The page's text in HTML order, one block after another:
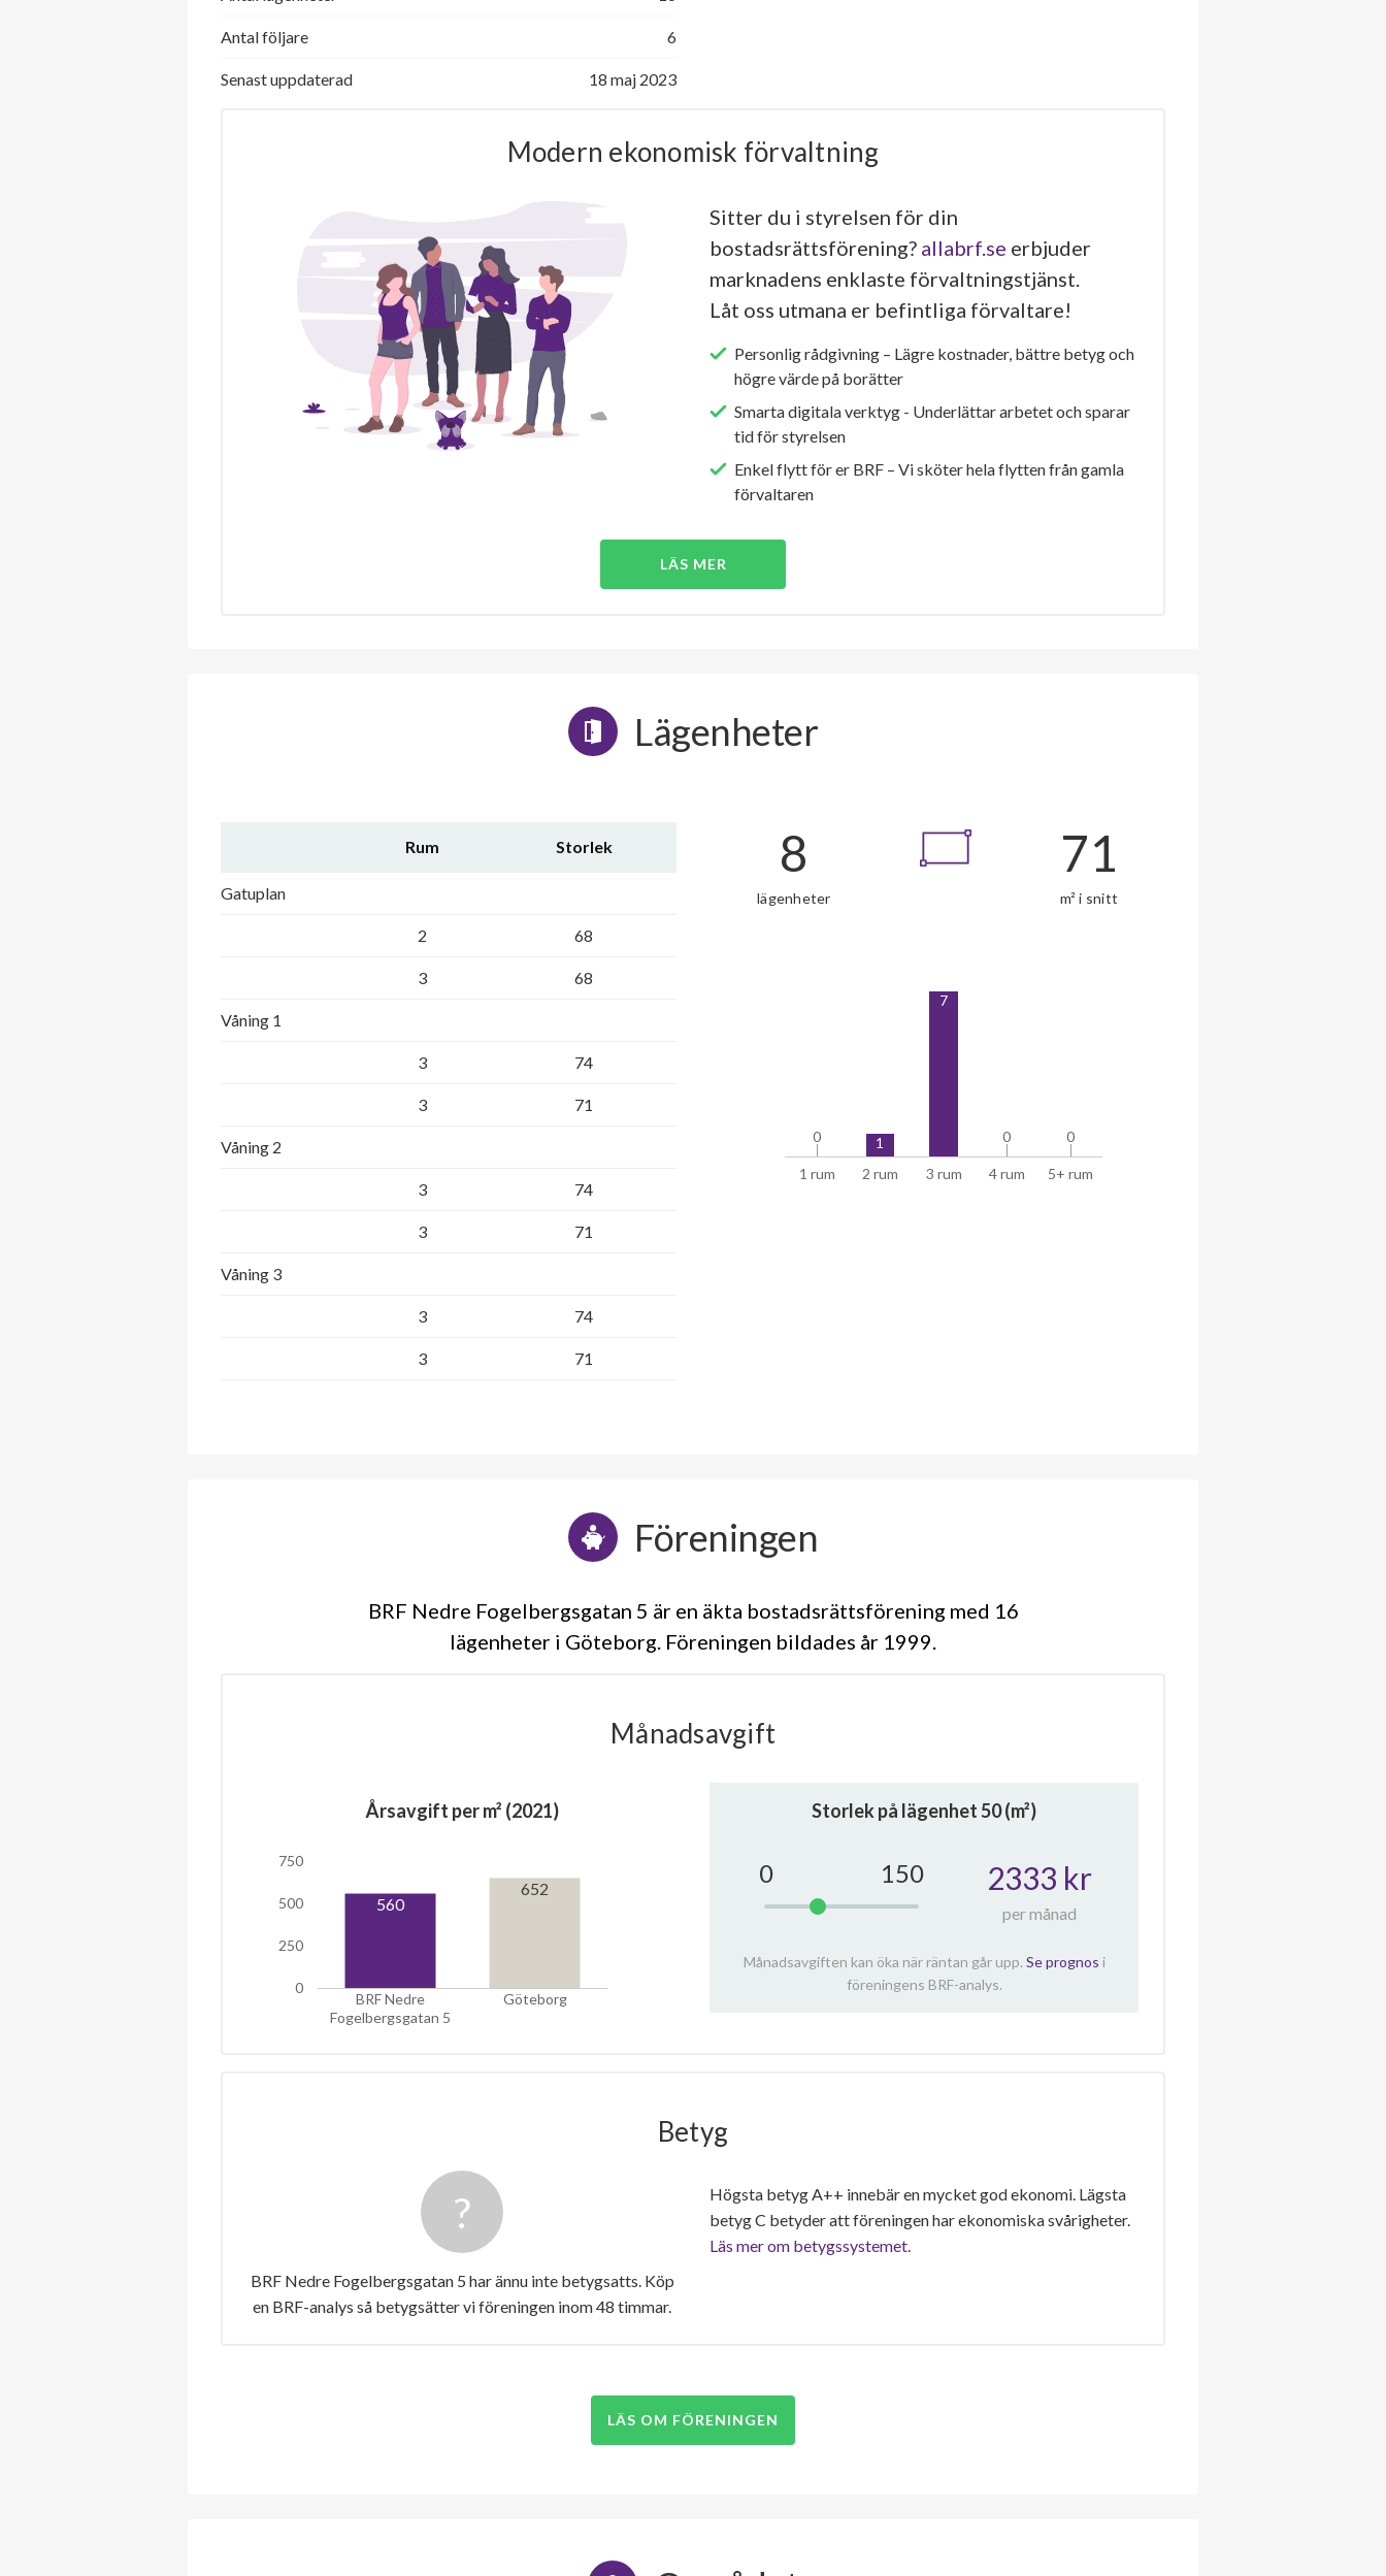
Antal följare 6
Senast uppdaterad 18 maj 2023
Modern ekonomisk förvaltning
Sitter du i styrelsen för din
bostadsrättsförening? allabrf.se erbjuder
marknadens enklaste förvaltningstjänst.
Låt oss utmana er befintliga förvaltare!
Personlig rådgivning – Lägre kostnader, bättre betyg och
högre värde på borätter
Smarta digitala verktyg - Underlättar arbetet och sparar
tid för styrelsen
Enkel flytt för er BRF – Vi sköter hela flytten från gamla
förvaltaren
LÄS MER
Lägenheter
Rum Storlek
Gatuplan
2 68
3 68
Våning 1
3 74
3 71
Våning 2
3 74
3 71
Våning 3
3 74
3 71
8
lägenheter
71
m² i snitt
1 rum 2 rum 3 rum 4 rum 5+ rum
0
0 1
7
0
0 0
0
Föreningen
BRF Nedre Fogelbergsgatan 5 är en äkta bostadsrättsförening med 16
lägenheter i Göteborg. Föreningen bildades år 1999
Månadsavgift
Årsavgift per m² (2021)
BRF Nedre
Fogelbergsgatan 5
Göteborg
0
250
500
750
560
652
Storlek på lägenhet50(m²)
0 150 2333 kr
per månad
Månadsavgiften kan öka när räntan går upp. Se prognos i
föreningens BRF-analys.
Betyg
BRF Nedre Fogelbergsgatan 5 har ännu inte betygsatts. Köp
en BRF-analys så betygsätter vi föreningen inom 48 timmar.
Högsta betyg A++ innebär en mycket god ekonomi. Lägsta
betyg C betyder att föreningen har ekonomiska svårigheter.
Läs mer om betygssystemet.
LÄS OM FÖRENINGEN